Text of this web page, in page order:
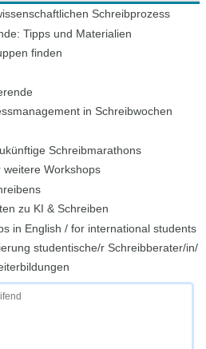
Schreibprozess
Tipps und Materialien
finden
in Schreibwochen
Schreibmarathons
weitere Workshops
zu KI & Schreiben
in English / for international students
studentische/r Schreibberater/in/